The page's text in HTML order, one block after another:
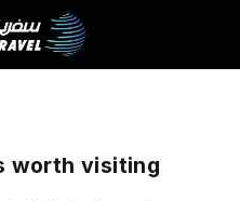
worth visiting